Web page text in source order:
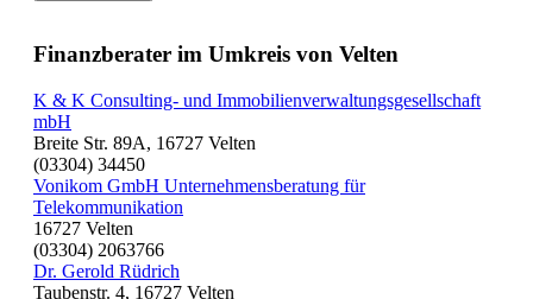
Finanzberater im Umkreis von Velten
K & K Consulting- und Immobilienverwaltungsgesellschaft
mbH
Breite Str. 89A, 16727 Velten
(03304) 34450
Vonikom GmbH Unternehmensberatung für
Telekommunikation
16727 Velten
(03304) 2063766
Dr. Gerold Rüdrich
Taubenstr. 4, 16727 Velten